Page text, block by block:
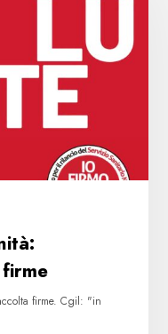
firme. Cgil: "in